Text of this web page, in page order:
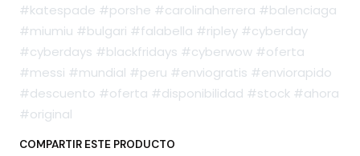
#katespade #porshe #carolinaherrera #balenciaga
#miumiu #bulgari #falabella #ripley #cyberday
#cyberdays #blackfridays #cyberwow #oferta
#messi #mundial #peru #enviogratis #enviorapido
#descuento #oferta #disponibilidad #stock #ahora
#original
COMPARTIR ESTE PRODUCTO